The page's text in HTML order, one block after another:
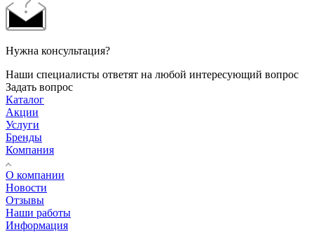
Нужна консультация?
Наши специалисты ответят на любой интересующий вопрос
Задать вопрос
Каталог
Акции
Услуги
Бренды
Компания
О компании
Новости
Отзывы
Наши работы
Информация